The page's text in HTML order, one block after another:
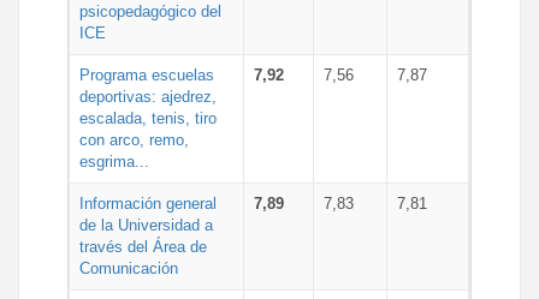
psicopedagógico del
ICE
Programa escuelas
deportivas: ajedrez,
escalada, tenis, tiro
con arco, remo,
esgrima...
7,92 7,56 7,87
Información general
de la Universidad a
través del Área de
Comunicación
7,89 7,83 7,81